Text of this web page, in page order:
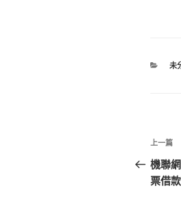
分
未
文
章
導
上
一
篇
上一篇
機聯
票借